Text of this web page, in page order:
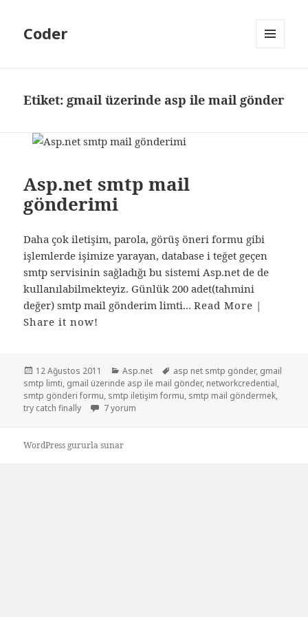
Coder
Etiket: gmail üzerinde asp ile mail gönder
Asp.net smtp mail
gönderimi
Daha çok iletişim, parola, görüş öneri formu gibi
işlemlerde işimize yarayan, database i teğet geçen
smtp servisinin sağladığı bu sistemi Asp.net de de
kullanılabilmekteyiz. Günlük 200 adet(tahmini
değer) smtp mail gönderim limti...Read More |
Share it now!
Yayın
tarihi
12 Ağustos 2011 Kategoriler
Asp.net Etiketler
asp net smtp gönder, gmail
smtp limti, gmail üzerinde asp ile mail gönder, networkcredential,
smtp gönderi formu, smtp iletişim formu, smtp mail göndermek,
try catch finally
Asp.net smtp mail gönderimi için
7 yorum
WordPress gururla sunar